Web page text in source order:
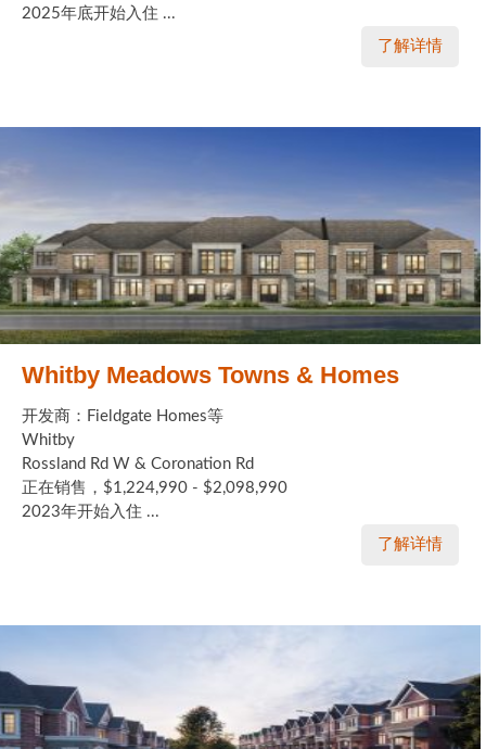
2025年底开始入住 ...
了解详情
Whitby Meadows Towns & Homes
开发商：Fieldgate Homes等
Whitby
Rossland Rd W & Coronation Rd
正在销售，$1,224,990 - $2,098,990
2023年开始入住 ...
了解详情